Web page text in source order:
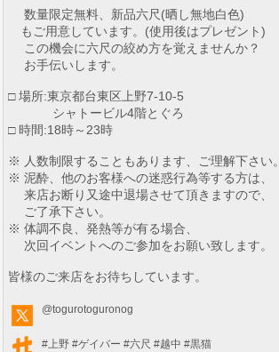
数量限定無料、新品六尺(晒し無地白色)
もご用意しています。(使用後はプレゼント)
この機会に六尺の絞め方を覚えませんか？
お手伝いします。
□ 場所:東京都台東区上野7-10-5
シャトービル4階とぐろ
□ 時間:18時～23時
※ 人数制限することもあります、ご理解下さい。
※ 泥酔、他のお客様への迷惑行為等する方は、
来店お断り又途中退場させて頂きますので、
ご了承下さい。
※ 体調不良、発熱等が有る場合、
次回イベントへのご参加をお願い致します。
皆様のご来店をお待ちしています。
@togurotoguronog
#上野 #ゲイバー #六尺 #越中 #黒猫